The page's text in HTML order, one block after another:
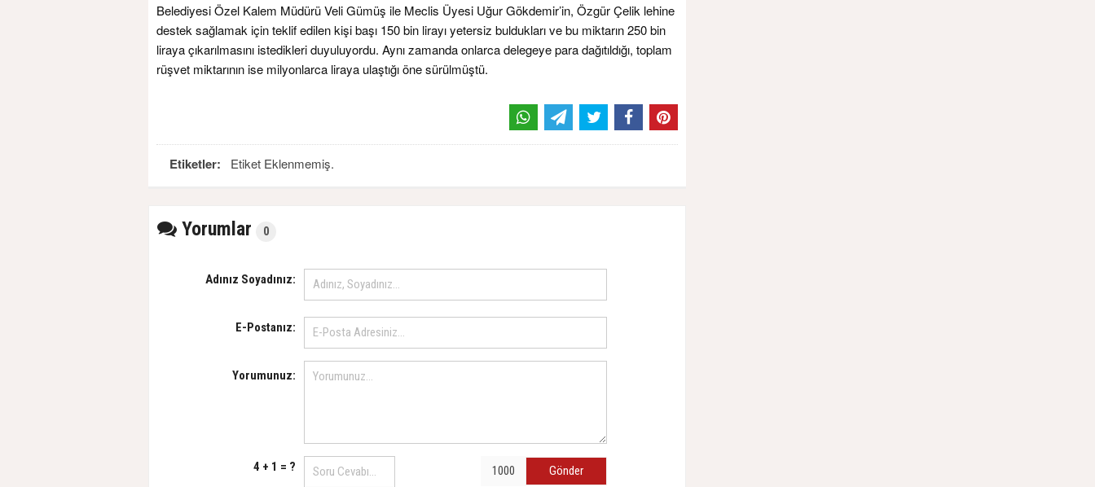
Belediyesi Özel Kalem Müdürü Veli Gümüş ile Meclis Üyesi Uğur Gökdemir’in, Özgür Çelik lehine
destek sağlamak için teklif edilen kişi başı 150 bin lirayı yetersiz buldukları ve bu miktarın 250 bin
liraya çıkarılmasını istedikleri duyuluyordu. Aynı zamanda onlarca delegeye para dağıtıldığı, toplam
rüşvet miktarının ise milyonlarca liraya ulaştığı öne sürülmüştü.
Etiketler: Etiket Eklenmemiş.
Yorumlar 0
Adınız Soyadınız:
E-Postanız:
Yorumunuz:
4 + 1 = ? Gönder